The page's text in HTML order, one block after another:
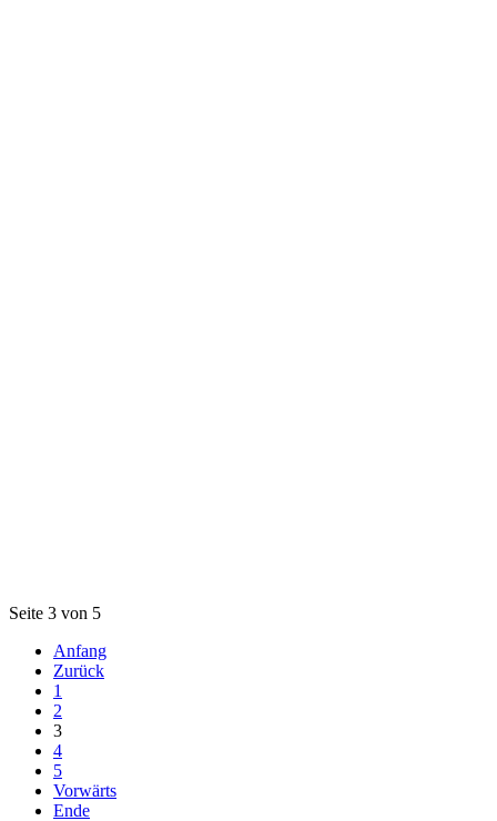
Seite 3 von 5
Anfang
Zurück
1
2
3
4
5
Vorwärts
Ende